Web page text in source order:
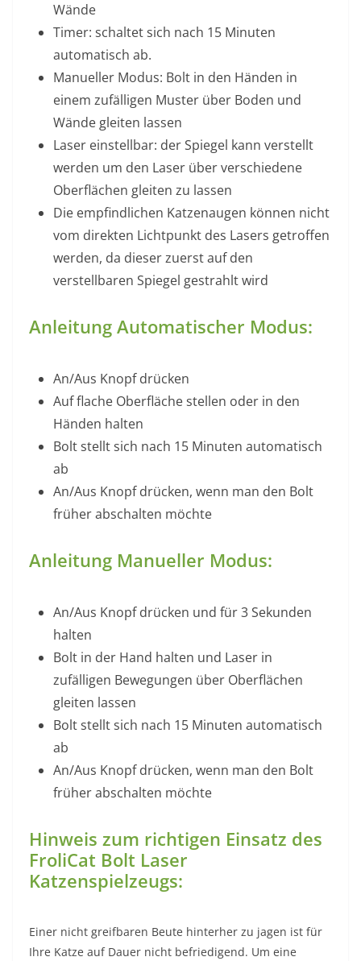
Wände
Timer: schaltet sich nach 15 Minuten
automatisch ab.
Manueller Modus: Bolt in den Händen in
einem zufälligen Muster über Boden und
Wände gleiten lassen
Laser einstellbar: der Spiegel kann verstellt
werden um den Laser über verschiedene
Oberflächen gleiten zu lassen
Die empfindlichen Katzenaugen können nicht
vom direkten Lichtpunkt des Lasers getroffen
werden, da dieser zuerst auf den
verstellbaren Spiegel gestrahlt wird
Anleitung Automatischer Modus:
An/Aus Knopf drücken
Auf flache Oberfläche stellen oder in den
Händen halten
Bolt stellt sich nach 15 Minuten automatisch
ab
An/Aus Knopf drücken, wenn man den Bolt
früher abschalten möchte
Anleitung Manueller Modus:
An/Aus Knopf drücken und für 3 Sekunden
halten
Bolt in der Hand halten und Laser in
zufälligen Bewegungen über Oberflächen
gleiten lassen
Bolt stellt sich nach 15 Minuten automatisch
ab
An/Aus Knopf drücken, wenn man den Bolt
früher abschalten möchte
Hinweis zum richtigen Einsatz des
FroliCat Bolt Laser
Katzenspielzeugs:
Einer nicht greifbaren Beute hinterher zu jagen ist für
Ihre Katze auf Dauer nicht befriedigend. Um eine